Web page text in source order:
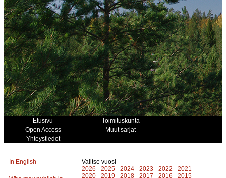
Etusivu
Toimituskunta
Open Access
Muut sarjat
Yhteystiedot
In English
Valitse vuosi
2026
2025 2024 2023 2022
2021
2020
2019 2018 2017 2016
2015